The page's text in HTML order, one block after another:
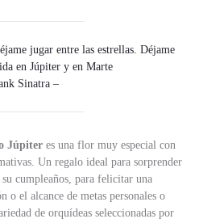
jugar entre las estrellas. Déjame
en Júpiter y en Marte
Sinatra –
Júpiter es una flor muy especial con
Un regalo ideal para sorprender
su cumpleaños, para felicitar una
o el alcance de metas personales o
de orquídeas seleccionadas por